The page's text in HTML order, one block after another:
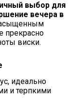
выбор для
вечера в
прекрасно
виски.
идеально
и терпкими